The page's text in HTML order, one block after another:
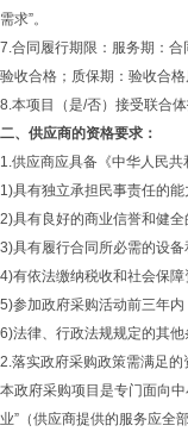
需求”。
7.合同履行期限：服务期：
验收合格；质保期：验收合格
8.本项目（是/否）接受联合
二、供应商的资格要求：
1.供应商应具备《中华人民
1)具有独立承担民事责任的能
2)具有良好的商业信誉和健全
3)具有履行合同所必需的设备
4)有依法缴纳税收和社会保障
5)参加政府采购活动前三年
6)法律、行政法规规定的其他
2.落实政府采购政策需满足的
本政府采购项目是专门面向
业”（供应商提供的服务应全